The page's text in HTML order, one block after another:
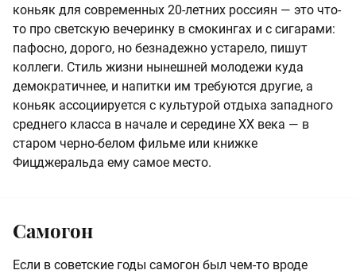
коньяк для современных 20-летних россиян — это что-
то про светскую вечеринку в смокингах и с сигарами:
пафосно, дорого, но безнадежно устарело, пишут
коллеги. Стиль жизни нынешней молодежи куда
демократичнее, и напитки им требуются другие, а
коньяк ассоциируется с культурой отдыха западного
среднего класса в начале и середине XX века — в
старом черно-белом фильме или книжке
Фицджеральда ему самое место.
Самогон
Если в советские годы самогон был чем-то вроде